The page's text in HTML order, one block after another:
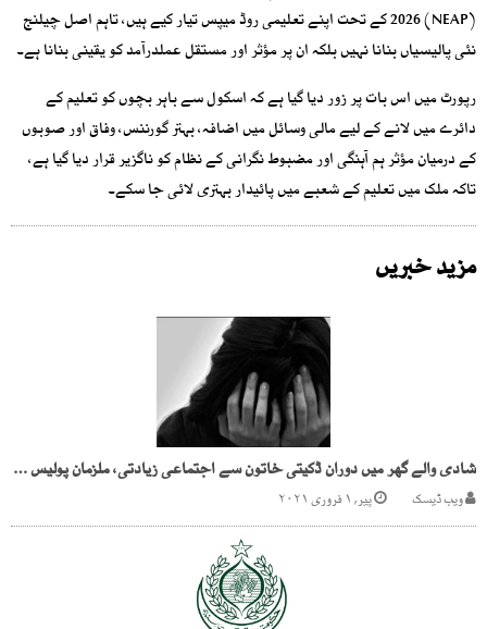
(NEAP) 2026 کے تحت اپنے تعلیمی روڈ میپس تیار کیے ہیں، تاہم اصل چیلنج
نئی پالیسیاں بنانا نہیں بلکہ ان پر مؤثر اور مستقل عملدرآمد کو یقینی بنانا ہے۔
رپورٹ میں اس بات پر زور دیا گیا ہے کہ اسکول سے باہر بچوں کو تعلیم کے
دائرے میں لانے کے لیے مالی وسائل میں اضافہ، بہتر گورننس، وفاق اور صوبوں
کے درمیان مؤثر ہم آہنگی اور مضبوط نگرانی کے نظام کو ناگزیر قرار دیا گیا ہے،
تاکہ ملک میں تعلیم کے شعبے میں پائیدار بہتری لائی جا سکے۔
مزید خبریں
شادی والے گھر میں دوران ڈکیتی خاتون سے اجتماعی زیادتی، ملزمان پولیس اہلکار تاحال آزاد
ویب ڈیسک پیر, ۱ فروری ۲۰۲۱